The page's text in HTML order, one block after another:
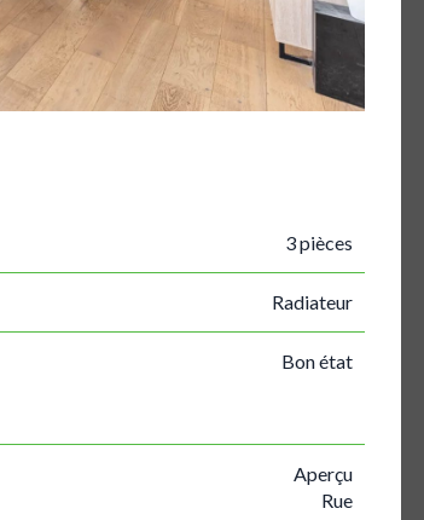
3 pièces
Radiateur
Bon état
Aperçu
Rue